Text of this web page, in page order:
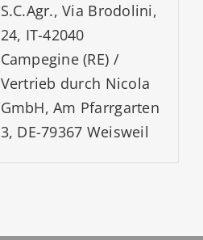
S.C.Agr., Via Brodolini,
24, IT-42040
Campegine (RE) /
Vertrieb durch Nicola
GmbH, Am Pfarrgarten
3, DE-79367 Weisweil